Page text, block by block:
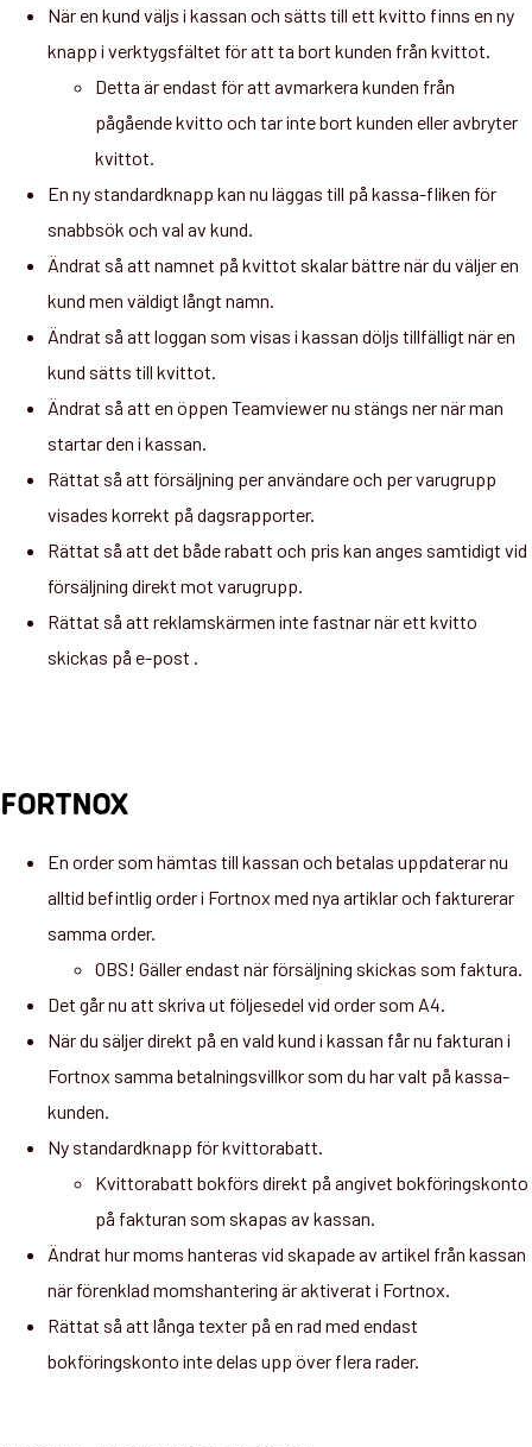
När en kund väljs i kassan och sätts till ett kvitto finns en ny
knapp i verktygsfältet för att ta bort kunden från kvittot.
Detta är endast för att avmarkera kunden från
pågående kvitto och tar inte bort kunden eller avbryter
kvittot.
En ny standardknapp kan nu läggas till på kassa-fliken för
snabbsök och val av kund.
Ändrat så att namnet på kvittot skalar bättre när du väljer en
kund men väldigt långt namn.
Ändrat så att loggan som visas i kassan döljs tillfälligt när en
kund sätts till kvittot.
Ändrat så att en öppen Teamviewer nu stängs ner när man
startar den i kassan.
Rättat så att försäljning per användare och per varugrupp
visades korrekt på dagsrapporter.
Rättat så att det både rabatt och pris kan anges samtidigt vid
försäljning direkt mot varugrupp.
Rättat så att reklamskärmen inte fastnar när ett kvitto
skickas på e-post .
FORTNOX
En order som hämtas till kassan och betalas uppdaterar nu
alltid befintlig order i Fortnox med nya artiklar och fakturerar
samma order.
OBS! Gäller endast när försäljning skickas som faktura.
Det går nu att skriva ut följesedel vid order som A4.
När du säljer direkt på en vald kund i kassan får nu fakturan i
Fortnox samma betalningsvillkor som du har valt på kassa-
kunden.
Ny standardknapp för kvittorabatt.
Kvittorabatt bokförs direkt på angivet bokföringskonto
på fakturan som skapas av kassan.
Ändrat hur moms hanteras vid skapade av artikel från kassan
när förenklad momshantering är aktiverat i Fortnox.
Rättat så att långa texter på en rad med endast
bokföringskonto inte delas upp över flera rader.